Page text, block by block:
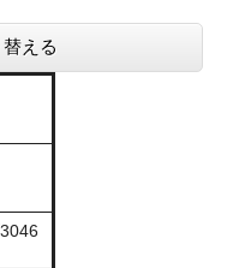
える